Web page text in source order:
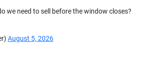
we need to sell before the window closes?
August 5, 2026